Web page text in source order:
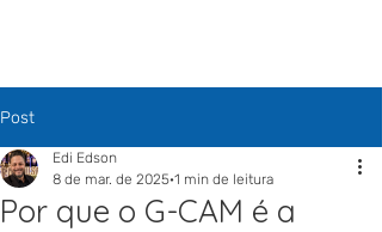
Post
Por que o G-CAM é a
Edi Edson
8 de mar. de 2025 1 min de leitura